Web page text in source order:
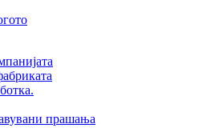
прашања